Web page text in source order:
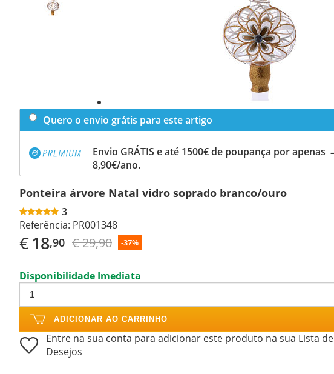
Quero o envio grátis para este artigo
Envio GRÁTIS e até 1500€ de poupança por apenas
8,90€/ano.
Ponteira árvore Natal vidro soprado branco/ouro
3
Referência: PR001348
€18,90 € 29,90 -37%
Disponibilidade Imediata
ADICIONAR AO CARRINHO
Entre na sua conta para adicionar este produto na sua Lista de
Desejos